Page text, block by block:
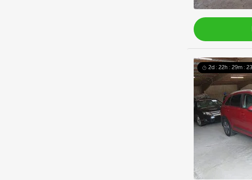
2d : 22h : 29m :